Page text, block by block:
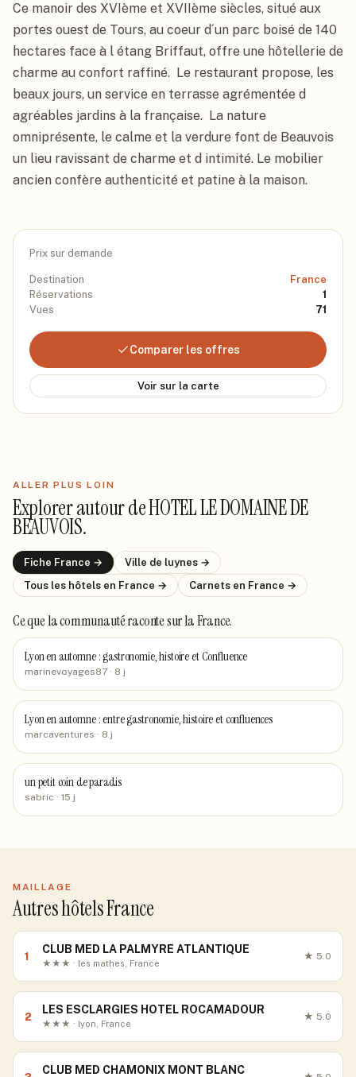
Ce manoir des XVIème et XVIIème siècles, situé aux
portes ouest de Tours, au coeur d´un parc boisé de 140
hectares face à l étang Briffaut, offre une hôtellerie de
charme au confort raffiné.  Le restaurant propose, les
beaux jours, un service en terrasse agrémentée d
agréables jardins à la française.  La nature
omniprésente, le calme et la verdure font de Beauvois
un lieu ravissant de charme et d intimité. Le mobilier
ancien confère authenticité et patine à la maison.
Prix sur demande
Destination
France
Réservations
1
Vues
71
Comparer les offres
Voir sur la carte
ALLER PLUS LOIN
Explorer autour deHOTEL LE DOMAINE DE
BEAUVOIS.
Fiche France → Ville de luynes →
Tous les hôtels en France → Carnets en France →
Ce que la communauté racontesur la France.
Lyon en automne : gastronomie, histoire et Confluence
marinevoyages87 · 8 j
Lyon en automne : entre gastronomie, histoire et confluences
marcaventures · 8 j
un petit coin de paradis
sabric · 15 j
MAILLAGE
Autres hôtels France
1
CLUB MED LA PALMYRE ATLANTIQUE
★★★ · les mathes, France
★ 5.0
2
LES ESCLARGIES HOTEL ROCAMADOUR
★★★ · lyon, France
★ 5.0
CLUB MED CHAMONIX MONT BLANC